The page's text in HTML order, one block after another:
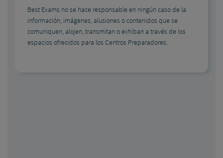
Best Exams no se hace responsable en ningún caso de la
información, imágenes, alusiones o contenidos que se
comuniquen, alojen, transmitan o exhiban a través de los
espacios ofrecidos para los Centros Preparadores.